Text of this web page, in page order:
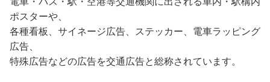
ポスターや、
各種看板、サイネージ広告、ステッカー、 電車ラッピング
広告、
特殊広告などの広告を交通広告と総称されています。